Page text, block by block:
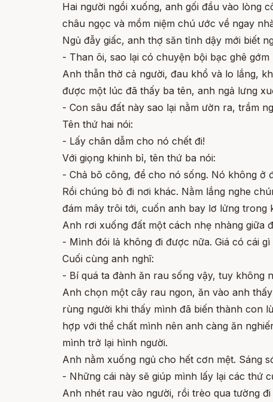
Hai người ngồi xuống, anh gối đầu vào lòng
châu ngọc và mồm niệm chú ước về ngay
Ngủ đẫy giấc, anh thợ săn tỉnh dậy mới biết
- Than ôi, sao lại có chuyện bội bạc ghê
Anh thẫn thờ cả người, đau khổ và lo lắng,
được một lúc đã thấy ba tên, anh ngả lưng
- Con sâu đất này sao lại nằm ườn ra, trầm
Tên thứ hai nói:
- Lấy chân dẫm cho nó chết đi!
Với giọng khinh bỉ, tên thứ ba nói:
- Chả bõ công, để cho nó sống. Nó không ở
Rồi chúng bỏ đi nơi khác. Nằm lắng nghe
đám mây trôi tới, cuốn anh bay lơ lửng
Anh rơi xuống đất một cách nhẹ nhàng giữa
- Mình đói lả không đi được nữa. Giá có cái
Cuối cùng anh nghĩ:
- Bí quá ta đành ăn rau sống vậy, tuy không
Anh chọn một cây rau ngon, ăn vào anh
rùng người khi thấy mình đã biến thành con
hợp với thể chất mình nên anh càng ăn
mình trở lại hình người.
Anh nằm xuống ngủ cho hết cơn mệt. Sáng
- Những cái này sẽ giúp mình lấy lại các thứ
Anh nhét rau vào người, rồi trèo qua tường